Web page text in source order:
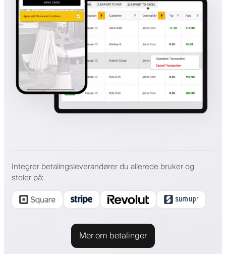
Integrer betalingsleverandører du allerede bruker og
stoler på:
Mer om betalinger